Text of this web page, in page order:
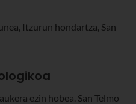
Itzurun hondartza, San
ezin hobea. San Telmo